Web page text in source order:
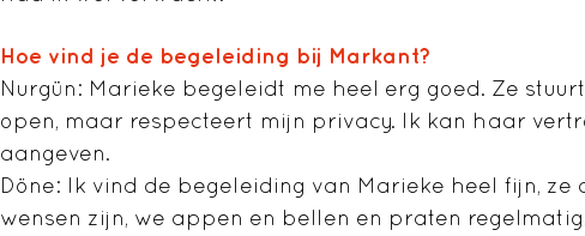
Hoe vind je de begeleiding bij Markant?
Nurgün: Marieke begeleidt me heel erg goed. Ze
open, maar respecteert mijn privacy. Ik kan haar
aangeven.
Döne: Ik vind de begeleiding van Marieke heel fijn, ze
wensen zijn, we appen en bellen en praten